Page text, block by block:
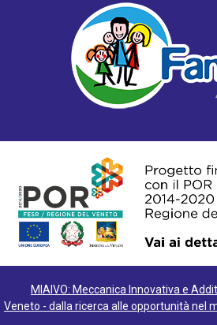
MIAIVO: Meccanica Innovativa e
Veneto - dalla ricerca alle opportunità nel